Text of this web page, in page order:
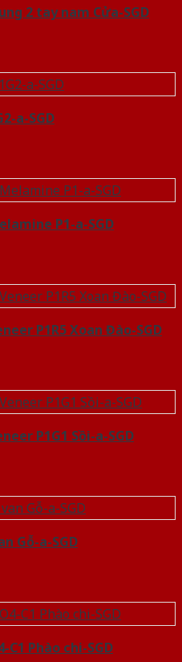
2 tay nam Cửa-SGD
a-SGD
P1-a-SGD
P1R5 Xoan Đào-SGD
P1G1 Sồi-a-SGD
Gỗ-a-SGD
C1 Phào chi-SGD